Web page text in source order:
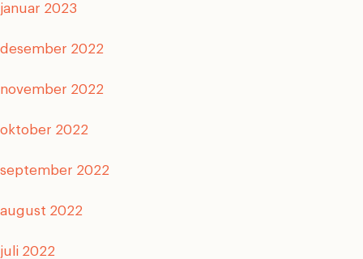
januar 2023
desember 2022
november 2022
oktober 2022
september 2022
august 2022
juli 2022